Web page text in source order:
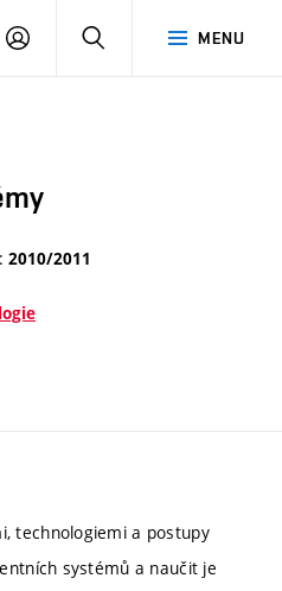
MENU
PŘIHLÁSIT
2010/2011
technologiemi a postupy
systémů a naučit je